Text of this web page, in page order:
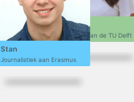
Sofi
Ontwerpen aan de TU Delft
Stan
Journalistiek aan Erasmus